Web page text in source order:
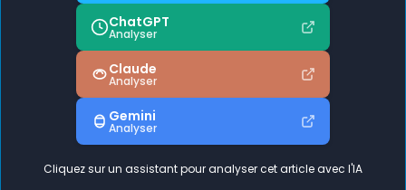
ChatGPT
Analyser
Claude
Analyser
Gemini
Analyser
Cliquez sur un assistant pour analyser cet article avec l'IA